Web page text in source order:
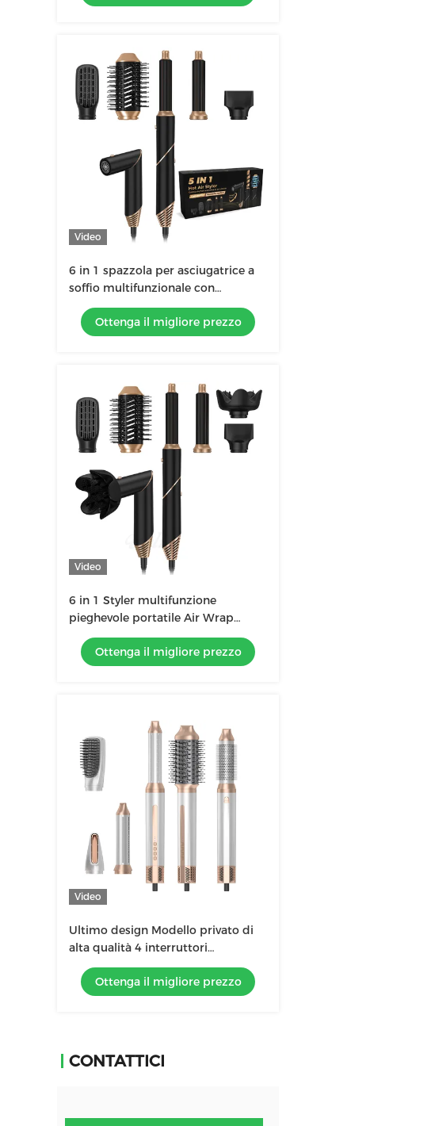
Video
6 in 1 spazzola per asciugatrice a
soffio multifunzionale con
diffusore e custodia in pelle
Ottenga il migliore prezzo
Video
6 in 1 Styler multifunzione
pieghevole portatile Air Wrap
Curling Nuovo design Travel Hot Air
Brush Comb
Ottenga il migliore prezzo
Video
Ultimo design Modello privato di
alta qualità 4 interruttori
asciugacapelli multifunzione
Ottenga il migliore prezzo
CONTATTICI